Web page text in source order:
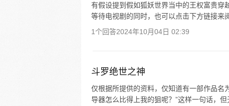
有假设提到假如狐妖世界当中的王权富贵穿
等待电视剧的同时，也可以点击下方链接来
1个回答2024年10月04日 02:39
斗罗绝世之神
仅根据所提供的资料，仅知道有一部作品名
导器怎么比得上我的狙呢？”这样一句话，